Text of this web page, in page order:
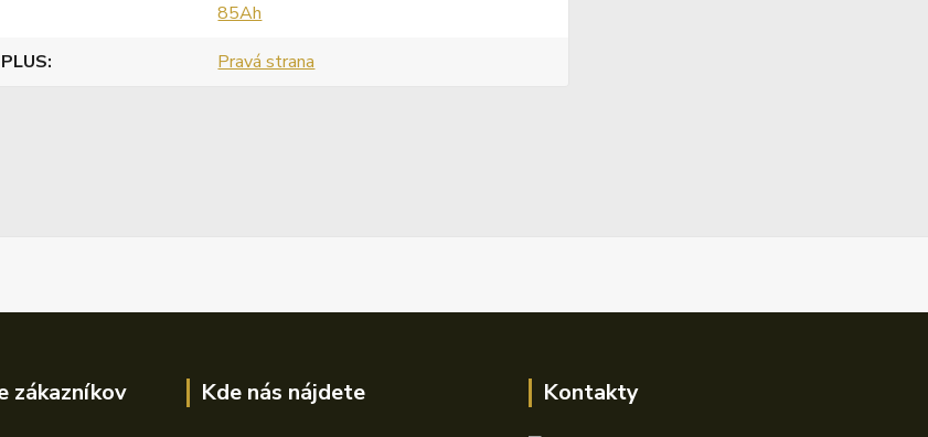
85Ah
Pravá strana
zákazníkov Kde nás nájdete Kontakty